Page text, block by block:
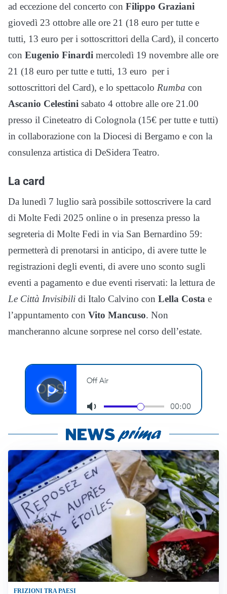
ad eccezione del concerto con Filippo Graziani
giovedì 23 ottobre alle ore 21 (18 euro per tutte e
tutti, 13 euro per i sottoscrittori della Card), il concerto
con Eugenio Finardi mercoledì 19 novembre alle ore
21 (18 euro per tutte e tutti, 13 euro per i
sottoscrittori del Card), e lo spettacolo Rumba con
Ascanio Celestini sabato 4 ottobre alle ore 21.00
presso il Cineteatro di Colognola (15€ per tutte e tutti)
in collaborazione con la Diocesi di Bergamo e con la
consulenza artistica di DeSidera Teatro.
La card
Da lunedì 7 luglio sarà possibile sottoscrivere la card
di Molte Fedi 2025 online o in presenza presso la
segreteria di Molte Fedi in via San Bernardino 59:
permetterà di prenotarsi in anticipo, di avere tutte le
registrazioni degli eventi, di avere uno sconto sugli
eventi a pagamento e due eventi riservati: la lettura de
Le Città Invisibili di Italo Calvino con Lella Costa e
l’appuntamento con Vito Mancuso. Non
mancheranno alcune sorprese nel corso dell’estate.
FRIZIONI TRA PAESI